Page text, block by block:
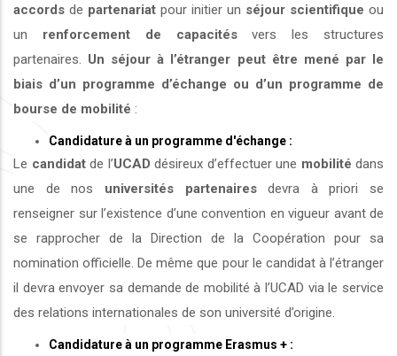
accords de partenariat pour initier un séjour scientifique ou
un renforcement de capacitésvers les structures
partenaires. Un séjour à l’étranger peut être mené par le
biais d’un programme d’échange ou d’un programme de
bourse de mobilité :
Candidature à un programme d'échange :
Le candidatde l’UCAD désireux d’effectuer une mobilité dans
une de nos universités partenairesdevra à priori se
renseigner sur l’existence d’une convention en vigueur avant de
se rapprocher de la Direction de la Coopération pour sa
nomination officielle. De même que pour le candidat à l’étranger
il devra envoyer sa demande de mobilité à l’UCAD via le service
des relations internationales de son université d’origine.
Candidature à un programme Erasmus + :